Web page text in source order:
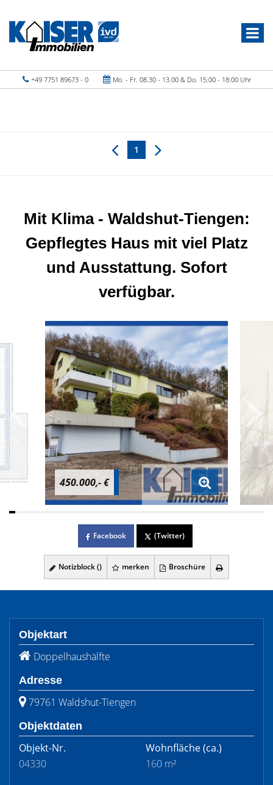
+49 7751 89673 - 0 Mo. - Fr. 08.30 - 13.00 & Do. 15:00 - 18:00 Uhr
1
Mit Klima - Waldshut-Tiengen:
Gepflegtes Haus mit viel Platz
und Ausstattung. Sofort
verfügbar.
450.000,- €
Facebook (Twitter)
Notizblock () merken Broschüre
Objektart
Doppelhaushälfte
Adresse
79761 Waldshut-Tiengen
Objektdaten
Objekt-Nr.
04330
Wohnfläche(ca.)
160 m²